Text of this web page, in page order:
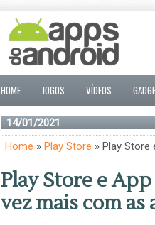
HOME JOGOS VÍDEOS
14/01/2021
Home » Play Store » Play
Play Store e
vez mais com as